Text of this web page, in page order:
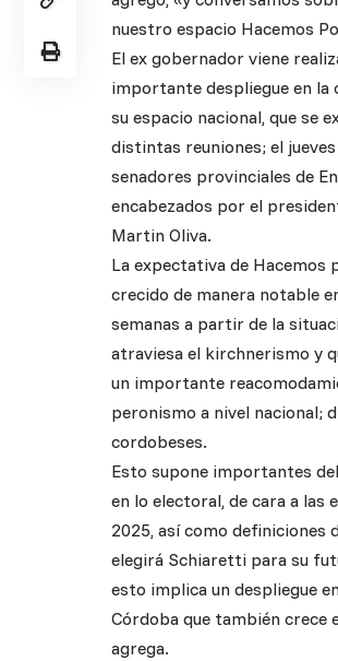
nuestro espacio Hacemos
El ex gobernador viene
importante despliegue en la
su espacio nacional, que se
distintas reuniones; el
senadores provinciales de
encabezados por el
Martin Oliva.
La expectativa de Hacemos
crecido de manera notable
semanas a partir de la
atraviesa el kirchnerismo y
un importante
peronismo a nivel nacional;
cordobeses.
Esto supone importantes
en lo electoral, de cara a las
2025, así como definiciones
elegirá Schiaretti para su
esto implica un despliegue
Córdoba que también crece
agrega.